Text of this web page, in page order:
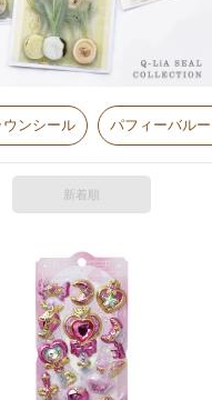
ンシール パフィーバル
新着順